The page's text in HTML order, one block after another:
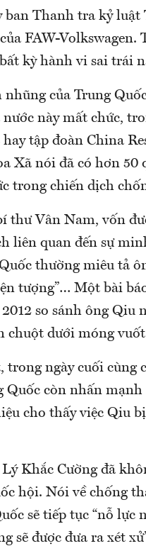
ban Thanh tra kỷ luật
FAW-Volkswagen.
kỳ hành vi sai trái
của Trung
này mất chức,
tập đoàn China
Xã nói đã có hơn 50
trong chiến dịch
thư Vân Nam, vốn
liên quan đến sự
thường miêu tả
tượng”… Một bài
so sánh ông Qiu
chuột dưới móng vuốt
trong ngày cuối cùng
Quốc còn nhấn
cho thấy việc Qiu
Khắc Cường đã
hội. Nói về chống
sẽ tiếp tục “nỗ lực
sẽ được đưa ra xét